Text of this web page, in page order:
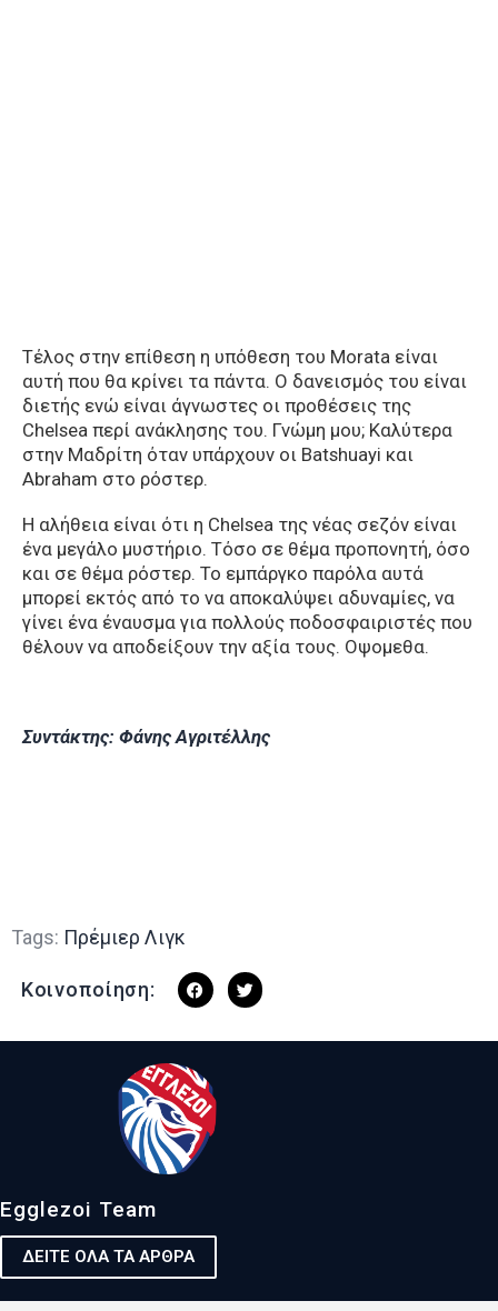
Τέλος στην επίθεση η υπόθεση του Morata είναι
αυτή που θα κρίνει τα πάντα. Ο δανεισμός του είναι
διετής ενώ είναι άγνωστες οι προθέσεις της
Chelsea περί ανάκλησης του. Γνώμη μου; Καλύτερα
στην Μαδρίτη όταν υπάρχουν οι Batshuayi και
Abraham στο ρόστερ.
Η αλήθεια είναι ότι η Chelsea της νέας σεζόν είναι
ένα μεγάλο μυστήριο. Τόσο σε θέμα προπονητή, όσο
και σε θέμα ρόστερ. Το εμπάργκο παρόλα αυτά
μπορεί εκτός από το να αποκαλύψει αδυναμίες, να
γίνει ένα έναυσμα για πολλούς ποδοσφαιριστές που
θέλουν να αποδείξουν την αξία τους. Οψομεθα.
Συντάκτης: Φάνης Αγριτέλλης
Tags: Πρέμιερ Λιγκ
Κοινοποίηση:
Egglezoi Team
ΔΕΙΤΕ ΟΛΑ ΤΑ ΑΡΘΡΑ